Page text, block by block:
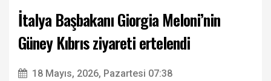
İtalya Başbakanı Giorgia Meloni’nin
Güney Kıbrıs ziyareti ertelendi
18 Mayıs, 2026, Pazartesi 07:38